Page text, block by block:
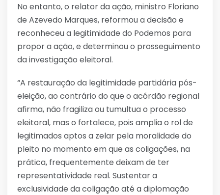
No entanto, o relator da ação, ministro Floriano
de Azevedo Marques, reformou a decisão e
reconheceu a legitimidade do Podemos para
propor a ação, e determinou o prosseguimento
da investigação eleitoral.
“A restauração da legitimidade partidária pós-
eleição, ao contrário do que o acórdão regional
afirma, não fragiliza ou tumultua o processo
eleitoral, mas o fortalece, pois amplia o rol de
legitimados aptos a zelar pela moralidade do
pleito no momento em que as coligações, na
prática, frequentemente deixam de ter
representatividade real. Sustentar a
exclusividade da coligação até a diplomação